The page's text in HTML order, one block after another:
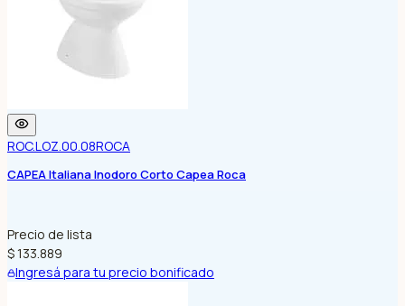
ROC.LOZ.00.08ROCA
CAPEA Italiana Inodoro Corto Capea Roca
Precio de lista
$ 133.889
Ingresá para tu precio bonificado